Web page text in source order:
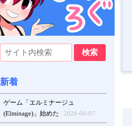
新着
ゲーム「エルミナージュ
(Elminage)」始めた
2026-06-07